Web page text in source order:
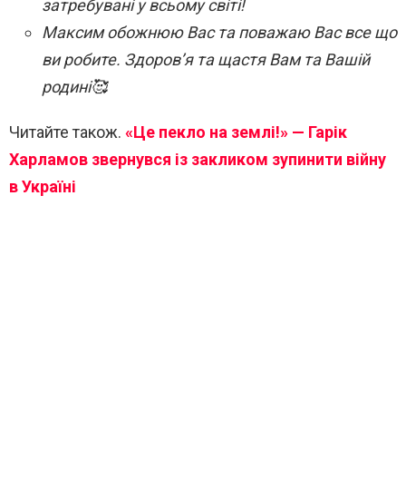
затребувані у всьому світі!
Максим обожнюю Вас та поважаю Вас все що
ви робите. Здоров’я та щастя Вам та Вашій
родині🥰
Читайте також. «Це пекло на землі!» — Гарік
Харламов звернувся із закликом зупинити війну
в Україні